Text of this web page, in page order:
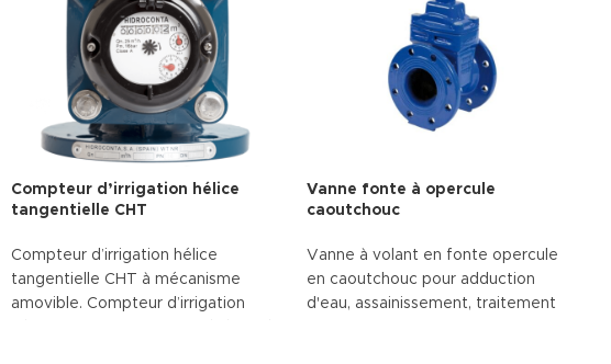
Compteur d’irrigation hélice
tangentielle CHT
Compteur d’irrigation hélice
tangentielle CHT à mécanisme
amovible. Compteur d’irrigation
Vanne fonte à opercule
caoutchouc
Vanne à volant en fonte opercule
en caoutchouc pour adduction
d'eau, assainissement, traitement